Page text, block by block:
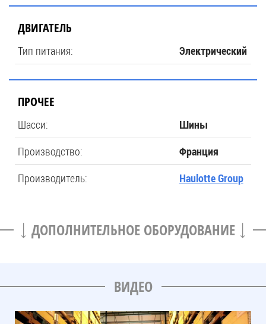
ДВИГАТЕЛЬ
Тип питания: Электрический
ПРОЧЕЕ
Шасси: Шины
Производство: Франция
Производитель: Haulotte Group
ДОПОЛНИТЕЛЬНОЕ ОБОРУДОВАНИЕ
ВИДЕО